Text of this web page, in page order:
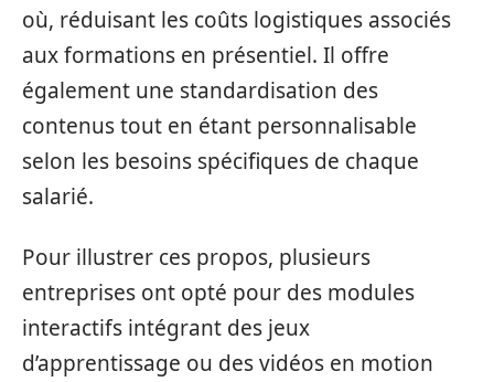
où, réduisant les coûts logistiques associés
aux formations en présentiel. Il offre
également une standardisation des
contenus tout en étant personnalisable
selon les besoins spécifiques de chaque
salarié.
Pour illustrer ces propos, plusieurs
entreprises ont opté pour des modules
interactifs intégrant des jeux
d’apprentissage ou des vidéos en motion